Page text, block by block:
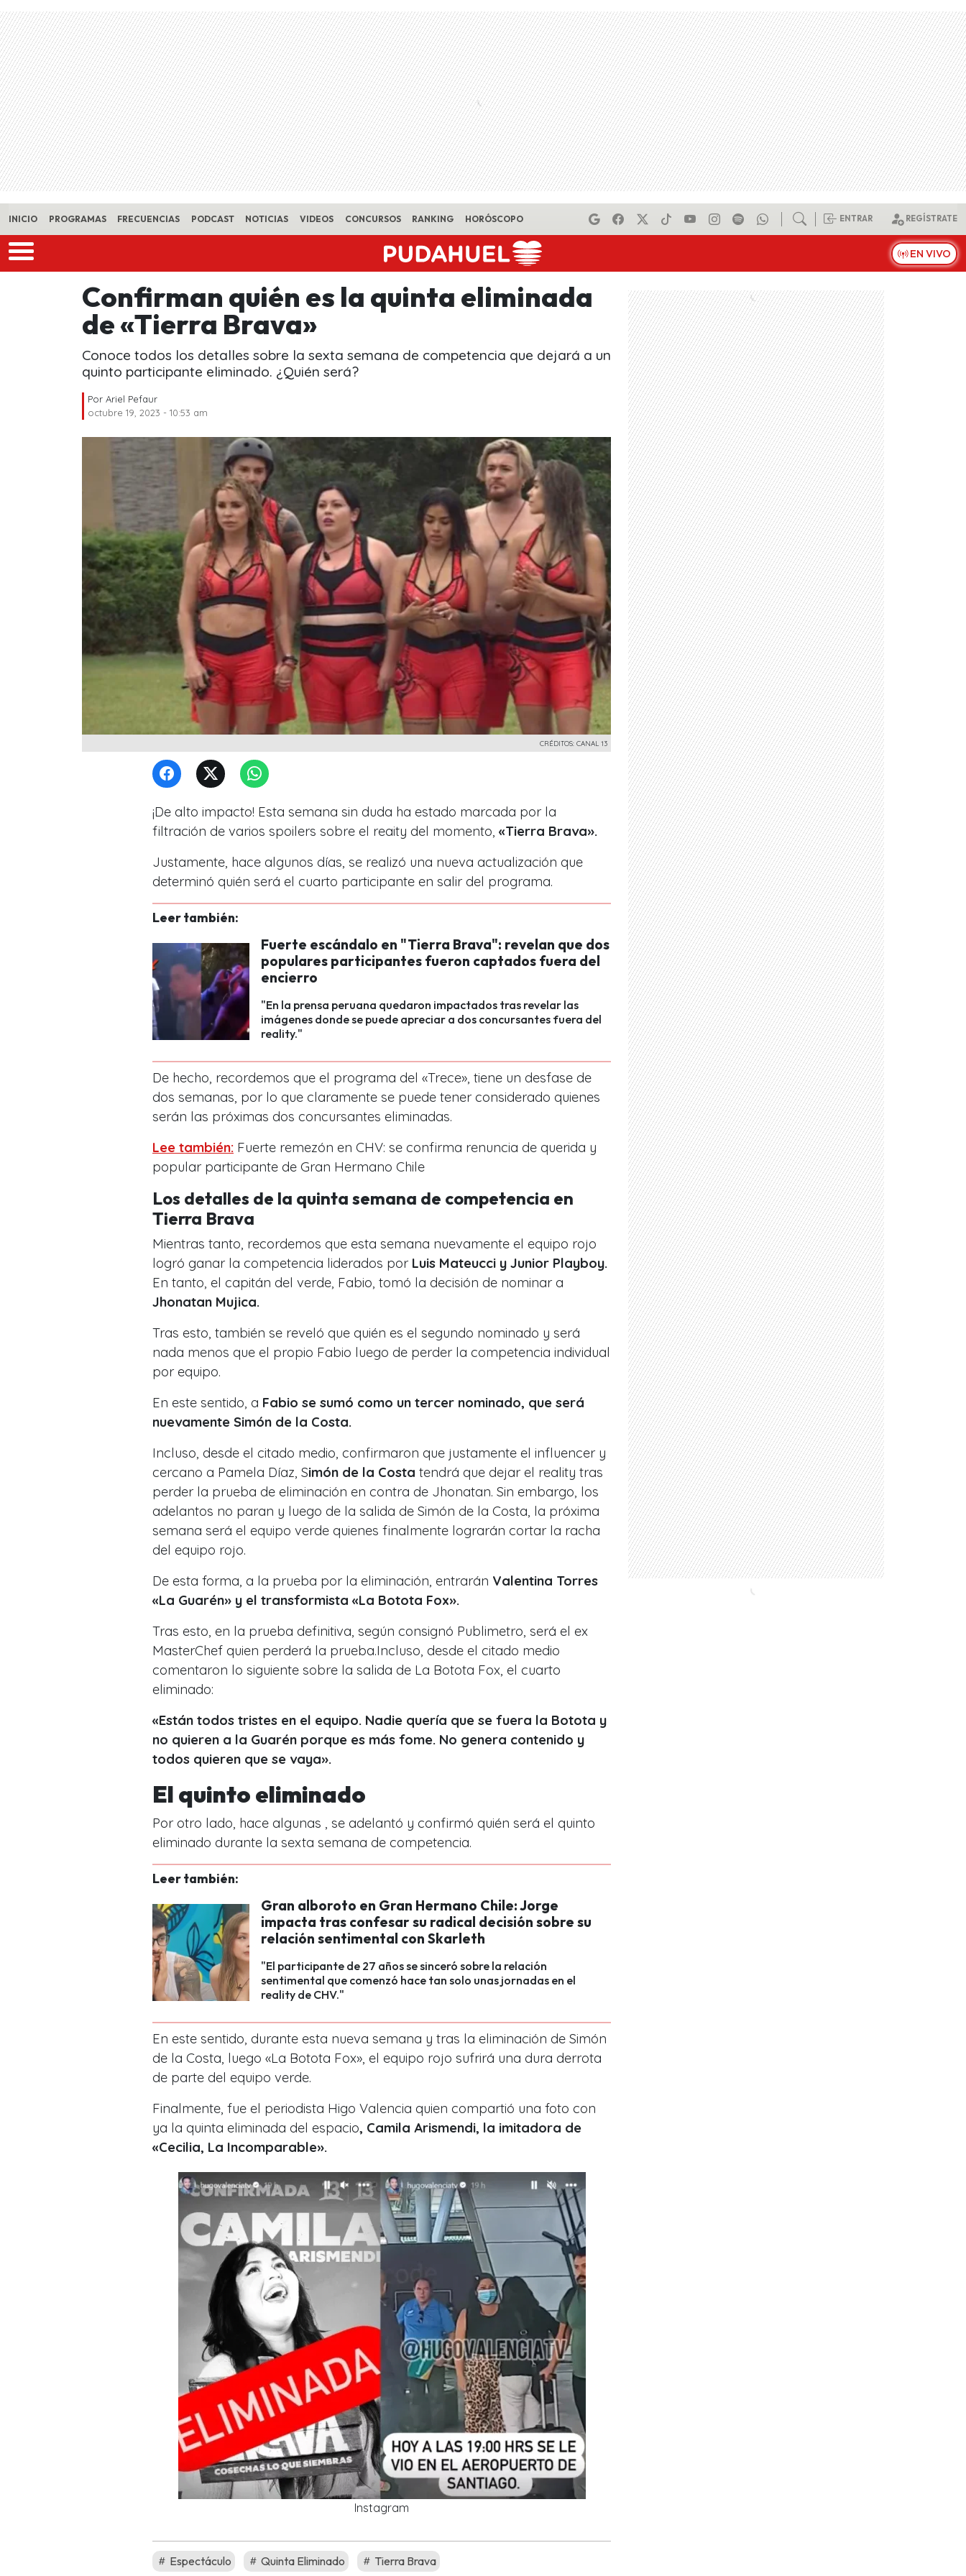
Skip to main content
INICIO PROGRAMAS FRECUENCIAS PODCAST NOTICIAS VIDEOS CONCURSOS RANKING HORÓSCOPO ENTRAR REGÍSTRATE
EN VIVO
Confirman quién es la quinta eliminada
de «Tierra Brava»
Conoce todos los detalles sobre la sexta semana de competencia que dejará a un
quinto participante eliminado. ¿Quién será?
Por Ariel Pefaur
octubre 19, 2023 - 10:53 am
CRÉDITOS: CANAL 13
¡De alto impacto! Esta semana sin duda ha estado marcada por la
filtración de varios spoilers sobre el reaity del momento, «Tierra Brava».
Justamente, hace algunos días, se realizó una nueva actualización que
determinó quién será el cuarto participante en salir del programa.
Leer también:
Fuerte escándalo en "Tierra Brava": revelan que dos
populares participantes fueron captados fuera del
encierro
"En la prensa peruana quedaron impactados tras revelar las
imágenes donde se puede apreciar a dos concursantes fuera del
reality."
De hecho, recordemos que el programa del «Trece» , tiene un desfase de
dos semanas, por lo que claramente se puede tener considerado quienes
serán las próximas dos concursantes eliminadas.
Lee también: Fuerte remezón en CHV: se confirma renuncia de querida y
popular participante de Gran Hermano Chile
Los detalles de la quinta semana de competencia en
Tierra Brava
Mientras tanto, recordemos que esta semana nuevamente el equipo rojo
logró ganar la competencia liderados por Luis Mateucci y Junior Playboy.
En tanto, el capitán del verde, Fabio, tomó la decisión de nominar a
Jhonatan Mujica.
Tras esto, también se reveló que quién es el segundo nominado y será
nada menos que el propio Fabio luego de perder la competencia individual
por equipo.
En este sentido, a Fabio se sumó como un tercer nominado, que será
nuevamente Simón de la Costa.
Incluso, desde el citado medio, confirmaron que justamente el influencer y
cercano a Pamela Díaz, Simón de la Costa tendrá que dejar el reality tras
perder la prueba de eliminación en contra de Jhonatan. Sin embargo, los
adelantos no paran y luego de la salida de Simón de la Costa, la próxima
semana será el equipo verde quienes finalmente lograrán cortar la racha
del equipo rojo.
De esta forma, a la prueba por la eliminación, entrarán Valentina Torres
«La Guarén» y el transformista «La Botota Fox».
Tras esto, en la prueba definitiva, según consignó Publimetro, será el ex
MasterChef quien perderá la prueba.Incluso, desde el citado medio
comentaron lo siguiente sobre la salida de La Botota Fox, el cuarto
eliminado:
«Están todos tristes en el equipo. Nadie quería que se fuera la Botota y
no quieren a la Guarén porque es más fome. No genera contenido y
todos quieren que se vaya».
El quinto eliminado
Por otro lado, hace algunas , se adelantó y confirmó quién será el quinto
eliminado durante la sexta semana de competencia.
Leer también:
Gran alboroto en Gran Hermano Chile: Jorge
impacta tras confesar su radical decisión sobre su
relación sentimental con Skarleth
"El participante de 27 años se sinceró sobre la relación
sentimental que comenzó hace tan solo unas jornadas en el
reality de CHV."
En este sentido, durante esta nueva semana y tras la eliminación de Simón
de la Costa, luego «La Botota Fox», el equipo rojo sufrirá una dura derrota
de parte del equipo verde.
Finalmente, fue el periodista Higo Valencia quien compartió una foto con
ya la quinta eliminada del espacio, Camila Arismendi, la imitadora de
«Cecilia, La Incomparable».
Instagram
Espectáculo Quinta Eliminado Tierra Brava